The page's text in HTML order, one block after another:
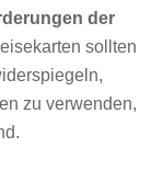
der
sollten
zu verwenden,